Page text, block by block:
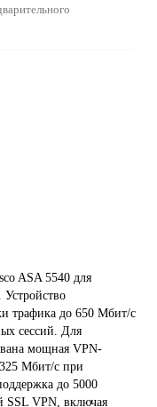
ASA 5540 для
трафика до 650 Мбит/с
сессий. Для
мощная VPN-
Мбит/с при
до 5000
SSL VPN, включая